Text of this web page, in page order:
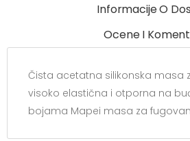
Informacije O
Ocene I
Čista acetatna silikonska masa
visoko elastična i otporna na
bojama Mapei masa za